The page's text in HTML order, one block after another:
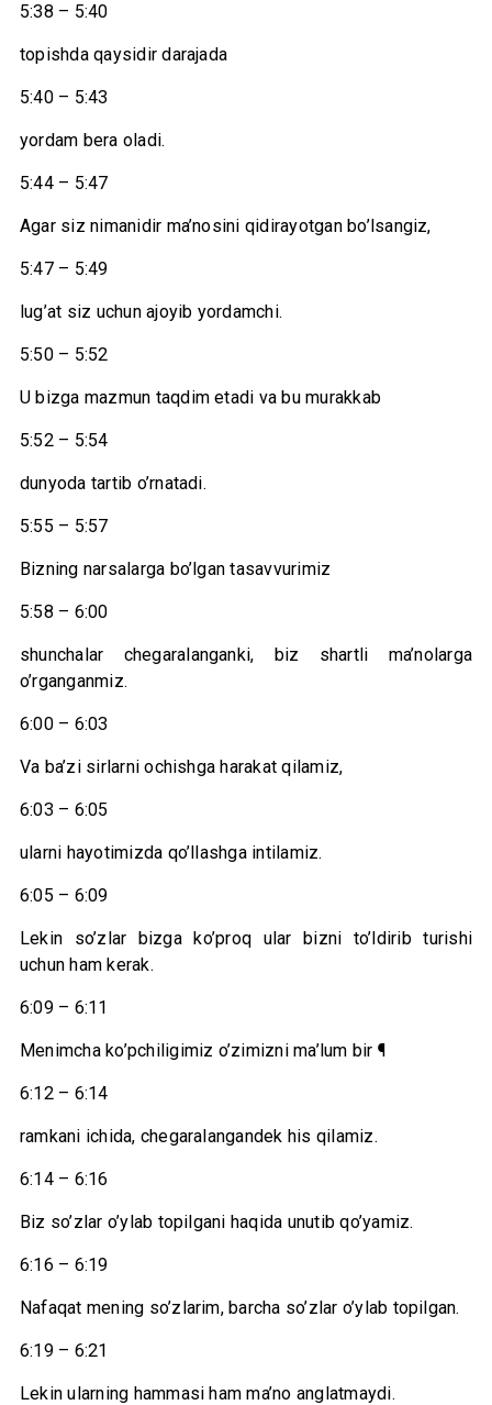
5:38 – 5:40
topishda qaysidir darajada
5:40 – 5:43
yordam bera oladi.
5:44 – 5:47
Agar siz nimanidir ma’nosini qidirayotgan bo’lsangiz,
5:47 – 5:49
lug’at siz uchun ajoyib yordamchi.
5:50 – 5:52
U bizga mazmun taqdim etadi va bu murakkab
5:52 – 5:54
dunyoda tartib o’rnatadi.
5:55 – 5:57
Bizning narsalarga bo’lgan tasavvurimiz
5:58 – 6:00
shunchalar chegaralanganki, biz shartli ma’nolarga
o’rganganmiz.
6:00 – 6:03
Va ba’zi sirlarni ochishga harakat qilamiz,
6:03 – 6:05
ularni hayotimizda qo’llashga intilamiz.
6:05 – 6:09
Lekin so’zlar bizga ko’proq ular bizni to’ldirib turishi
uchun ham kerak.
6:09 – 6:11
Menimcha ko’pchiligimiz o’zimizni ma’lum bir ¶
6:12 – 6:14
ramkani ichida, chegaralangandek his qilamiz.
6:14 – 6:16
Biz so’zlar o’ylab topilgani haqida unutib qo’yamiz.
6:16 – 6:19
Nafaqat mening so’zlarim, barcha so’zlar o’ylab topilgan.
6:19 – 6:21
Lekin ularning hammasi ham ma’no anglatmaydi.